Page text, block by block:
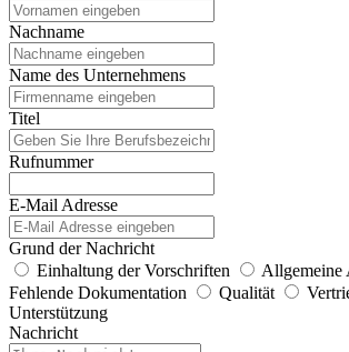
Nachname
Name des Unternehmens
Titel
Rufnummer
E-Mail Adresse
Grund der Nachricht
Einhaltung der Vorschriften
Allgemeine
Fehlende Dokumentation
Qualität
Unterstützung
Nachricht